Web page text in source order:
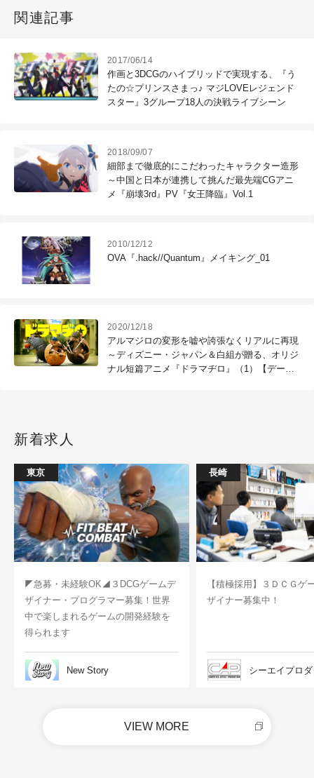
関連記事
2017/06/14
作画と3DCGのハイブリッドで実現する、『う
たの☆プリンスさまっ♪ マジLOVEレジェンド
スター』3グループ18人の決戦ライブシーン
2018/09/07
細部まで徹底的にこだわったキャラクター造形
～中国と日本が連携して挑んだ最先端CGアニ
メ『崩壊3rd』PV『女王降臨』Vol.1
2010/12/12
OVA『.hack//Quantum』メイキング_01
2020/12/18
アルマジロの変形を嘘や誇張なくリアルに再現
～ディズニー・ジャパン＆白組が贈る、オリジ
ナル短篇アニメ『ドラマヂロ』（1）【データ
新着求人
東京
◤急募・未経験OK◢３DCGゲームデ
ザイナー・プログラマー募集！世界
中で楽しまれるゲームの開発経験を
得られます
New Story
長崎
【積極採用】３ＤＣＧゲ
ザイナー募集中！
シーエイプロ
VIEW MORE